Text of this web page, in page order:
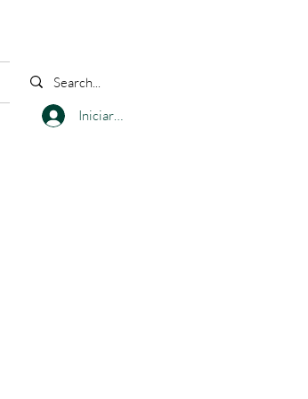
Iniciar sesión